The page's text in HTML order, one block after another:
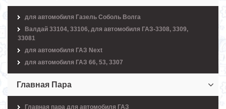
для автомобиля Газель Соболь Волга
Валдай 33104, 33106, для автомобиля ГАЗ-3308, 3309,
33081
для автомобиля ГАЗ Next
для автомобиля ГАЗ 66, 53, 3307
Главная Пара
Главная пара для автомобиля ГАЗ